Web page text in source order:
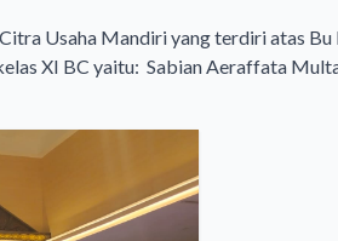
Usaha Mandiri yang terdiri atas
XI BC yaitu: Sabian Aeraffata